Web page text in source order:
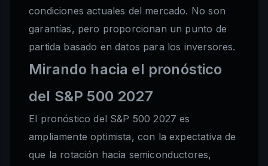
condiciones actuales del mercado. No son
garantías, pero proporcionan un punto de
partida basado en datos para los inversores.
Mirando hacia el pronóstico
del S&P 500 2027
El pronóstico del S&P 500 2027 es
ampliamente optimista, con la expectativa de
que la rotación hacia semiconductores,